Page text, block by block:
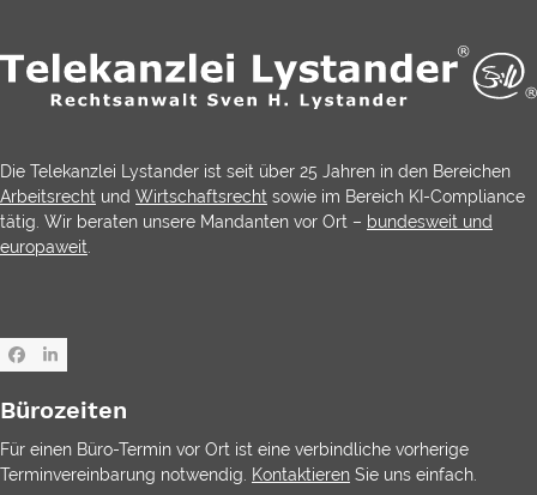
Die Telekanzlei Lystander ist seit über 25 Jahren in den Bereichen
Arbeitsrecht und Wirtschaftsrecht sowie im Bereich KI-Compliance
tätig. Wir beraten unsere Mandanten vor Ort – bundesweit und
europaweit
Facebook
LinkedIn
Bürozeiten
Für einen Büro-Termin vor Ort ist eine verbindliche vorherige
Terminvereinbarung notwendig.
Kontaktieren Sie uns einfach.